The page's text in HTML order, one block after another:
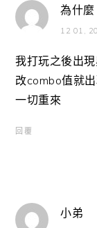
為什麼
12 01,
我打玩之後出
改combo值就
一切重來
回覆
小弟